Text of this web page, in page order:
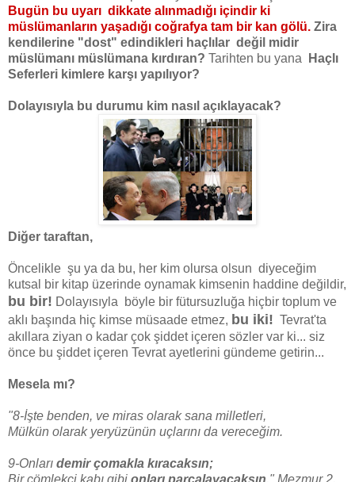
Bugün bu uyarı dikkate alınmadığı içindir ki
müslümanların yaşadığı coğrafya tam bir kan gölü. Zira
kendilerine "dost" edindikleri haçlılar değil midir
müslümanı müslümana kırdıran? Tarihten bu yana
Haçlı
Seferleri kimlere karşı yapılıyor?
Dolayısıyla bu durumu kim nasıl açıklayacak?
Diğer taraftan,
Öncelikle şu ya da bu, her kim olursa olsun diyeceğim
kutsal bir kitap üzerinde oynamak kimsenin haddine değildir,
bu bir! Dolayısıyla böyle bir fütursuzluğa hiçbir toplum ve
aklı başında hiç kimse müsaade etmez, bu iki! Tevrat'ta
akıllara ziyan o kadar çok şiddet içeren sözler var ki... siz
önce bu şiddet içeren Tevrat ayetlerini gündeme getirin...
Mesela mı?
"8-İşte benden, ve miras olarak sana milletleri,
Mülkün olarak yeryüzünün uçlarını da vereceğim.
9-Onları demir çomakla kıracaksın;
Bir çömlekçi kabı gibi onları parçalayacaksın." Mezmur 2,